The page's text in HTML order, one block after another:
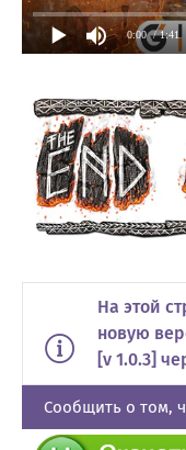
0:00 / 1:41
На этой
новую
[v 1.0.3]
Сообщить о том,